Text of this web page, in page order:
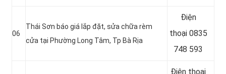
06
Thái Sơn báo giá lắp đặt, sửa chữa rèm
cửa tại Phường Long Tâm, Tp Bà Rịa
Điện
thoại0835
748 593
Điện thoại